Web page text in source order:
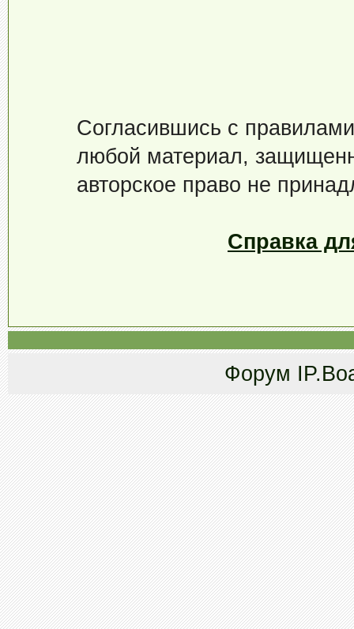
Согласившись с
любой материал,
авторское право не
Справка
Форум